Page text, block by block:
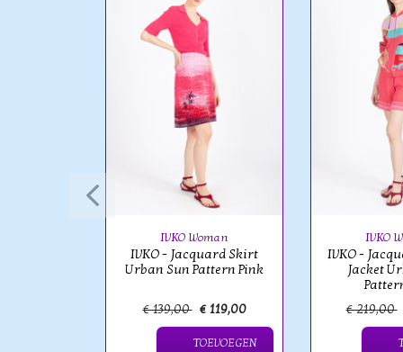
IVKO Woman
IVKO - Jacquard Skirt
Urban Sun Pattern Pink
€ 139,00 € 119,00
TOEVOEGEN
IVKO
IVKO -
Jacket
€ 219,00